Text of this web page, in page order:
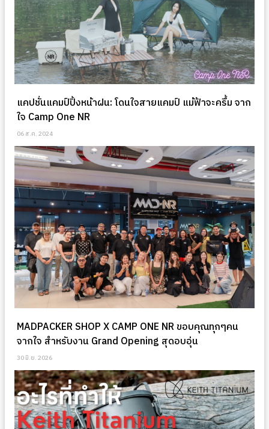
แคปชั่นแคมป์ปิ้งหน้าฝน: โดนใจสายแคมป์ แม้ฟ้าจะครึ้ม จาก
ใจ Camp One NR
06 ส.ค. 2024
MADPACKER SHOP X CAMP ONE NR ขอบคุณทุกๆคน
จากใจ สำหรับงาน Grand Opening สุดอบอุ่น
30 มิ.ย. 2026